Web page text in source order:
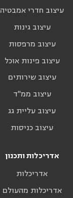
עיצוב חדרי אמבטיה
עיצוב גינות
עיצוב מרפסות
עיצוב פינות אוכל
עיצוב שירותים
עיצוב ממ"ד
עיצוב עליית גג
עיצוב כניסות
אדריכלות ותכנון
אדריכלות
אדריכלות מהעולם